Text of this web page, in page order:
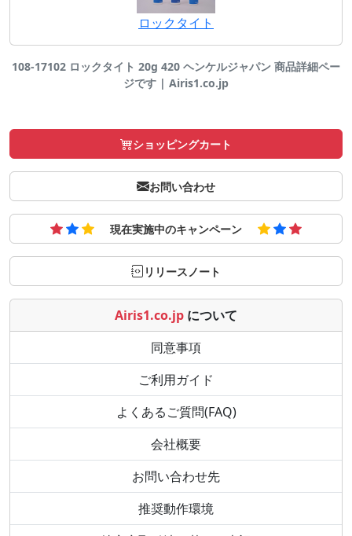
ロックタイト
108-17102 ロックタイト 20g 420 ヘンケルジャパン 商品詳細ペー
ジです | Airis1.co.jp
ショッピングカート
お問い合わせ
現在実施中のキャンペーン
リリースノート
Airis1.co.jp について
同意事項
ご利用ガイド
よくあるご質問(FAQ)
会社概要
お問い合わせ先
推奨動作環境